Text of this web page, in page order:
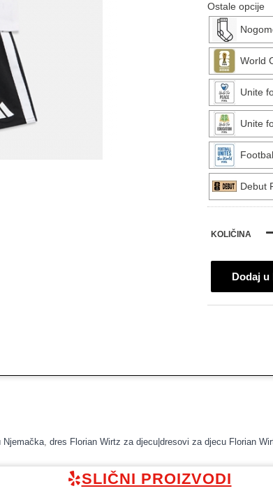
Ostale opcije
World
Unite
Unite
Debut
KOLIČINA
Njemačka, dres Florian Wirtz za djecu|dresovi za djecu Florian
SLIČNI PROIZVODI